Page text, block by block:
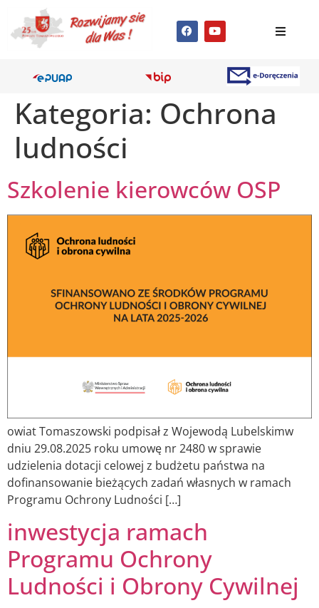
Kategoria: Ochrona
ludności
Szkolenie kierowców OSP
owiat Tomaszowski podpisał z Wojewodą Lubelskimw
dniu 29.08.2025 roku umowę nr 2480 w sprawie
udzielenia dotacji celowej z budżetu państwa na
dofinansowanie bieżących zadań własnych w ramach
Programu Ochrony Ludności […]
inwestycja ramach
Programu Ochrony
Ludności i Obrony Cywilnej